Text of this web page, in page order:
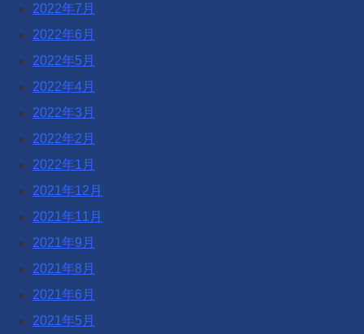
2022年7月
2022年6月
2022年5月
2022年4月
2022年3月
2022年2月
2022年1月
2021年12月
2021年11月
2021年9月
2021年8月
2021年6月
2021年5月